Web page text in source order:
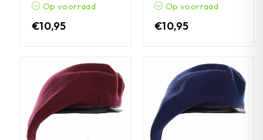
Op voorraad
€10,95
Op voorraad
€10,95